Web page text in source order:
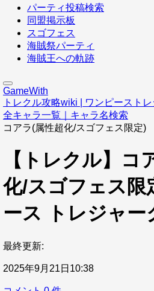
パーティ投稿検索
同盟掲示板
スゴフェス
海賊祭パーティ
海賊王への軌跡
GameWith
トレクル攻略wiki | ワンピースト
全キャラ一覧｜キャラ名検索
コアラ(属性超化/スゴフェス限定)
【トレクル】コ
化/スゴフェス限
ース トレジャー
最終更新:
2025年9月21日10:38